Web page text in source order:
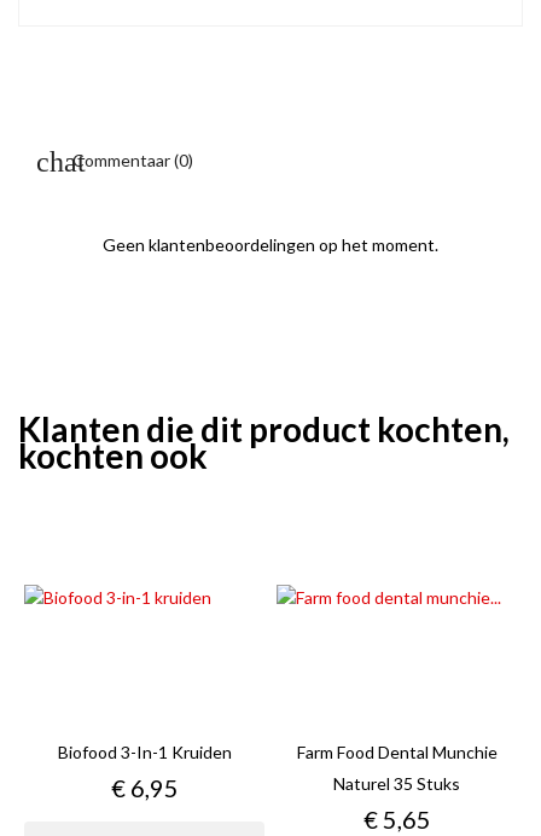
Commentaar (0)
Geen klantenbeoordelingen op het moment.
Klanten die dit product kochten,
kochten ook
Biofood 3-In-1 Kruiden
Prijs
€ 6,95
Farm Food Dental Munchie
Naturel 35 Stuks
Prijs
€ 5,65